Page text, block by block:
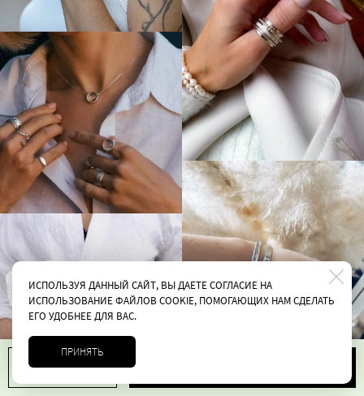
1
ИСПОЛЬЗУЯ ДАННЫЙ САЙТ, ВЫ ДАЕТЕ СОГЛАСИЕ НА
ИСПОЛЬЗОВАНИЕ ФАЙЛОВ COOKIE, ПОМОГАЮЩИХ НАМ СДЕЛАТЬ
ЕГО УДОБНЕЕ ДЛЯ ВАС.
ПРИНЯТЬ